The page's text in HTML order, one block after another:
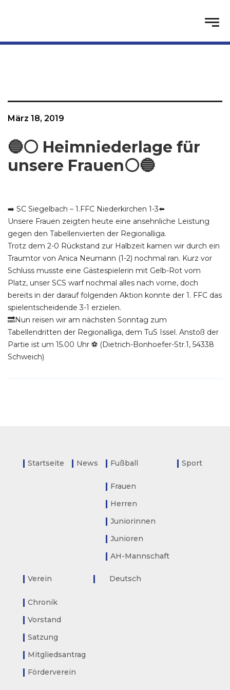
März 18, 2019
🔵⚪️ Heimniederlage für
unsere Frauen⚪️🔵
➡️ SC Siegelbach – 1.FFC Niederkirchen 1-3⬅️
Unsere Frauen zeigten heute eine ansehnliche Leistung
gegen den Tabellenvierten der Regionalliga.
Trotz dem 2-0 Rückstand zur Halbzeit kamen wir durch ein
Traumtor von Anica Neumann (1-2) nochmal ran. Kurz vor
Schluss musste eine Gästespielerin mit Gelb-Rot vom
Platz, unser SCS warf nochmal alles nach vorne, doch
bereits in der darauf folgenden Aktion konnte der 1. FFC das
spielentscheidende 3-1 erzielen.
🔜Nun reisen wir am nächsten Sonntag zum
Tabellendritten der Regionalliga, dem TuS Issel. Anstoß der
Partie ist um 15.00 Uhr ⚽️ (Dietrich-Bonhoefer-Str.1, 54338
Schweich)
Startseite News Fußball
Frauen
Herren
Juniorinnen
Junioren
AH-Mannschaft
Sport
Verein
Chronik
Vorstand
Satzung
Mitgliedsantrag
Förderverein
Deutsch